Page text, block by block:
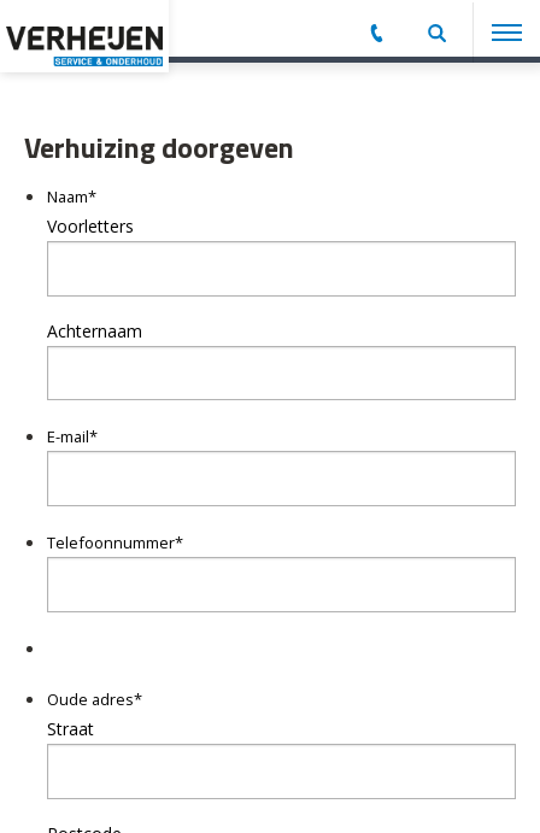
Verhuizing doorgeven
Naam*
Voorletters
Achternaam
E-mail*
Telefoonnummer*
Oude adres*
Straat